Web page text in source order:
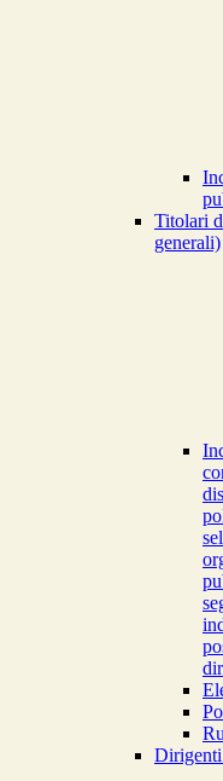
Titolari
generali)
Dirigenti